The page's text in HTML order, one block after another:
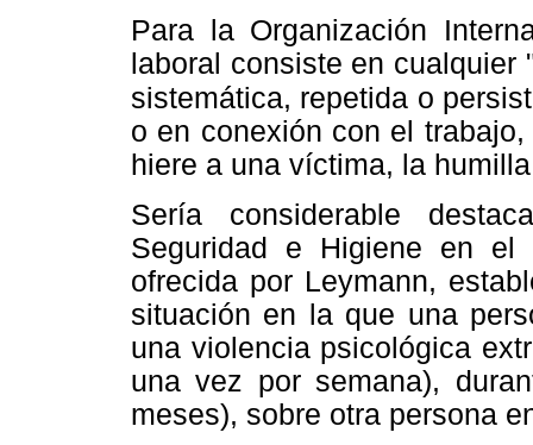
Para la Organización
laboral consiste en
sistemática, repetida o
o en conexión con el
hiere a una víctima, la
Sería considerable
Seguridad e Higiene en el
ofrecida por Leymann,
situación en la que una
una violencia psicológica
una vez por semana),
meses), sobre otra persona